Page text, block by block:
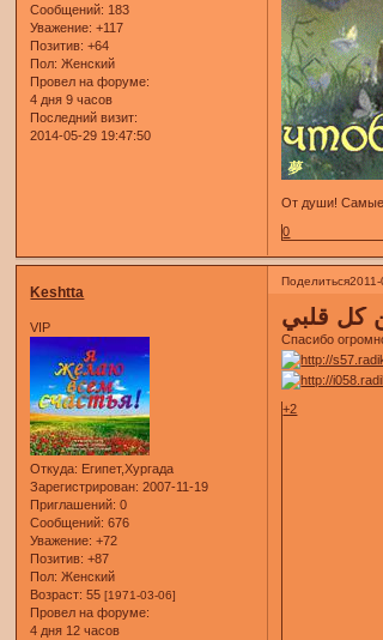
Сообщений: 183
Уважение: +117
Позитив: +64
Пол: Женский
Провел на форуме:
4 дня 9 часов
Последний визит:
2014-05-29 19:47:50
От души! Самые
0
Поделиться
Keshtta
VIP
Откуда: Египет,Хургада
Зарегистрирован: 2007-11-19
Приглашений: 0
Сообщений: 676
Уважение: +72
Позитив: +87
Пол: Женский
Возраст: 55[1971-03-06]
Провел на форуме:
4 дня 12 часов
كل قلبي
Спасибо
+2